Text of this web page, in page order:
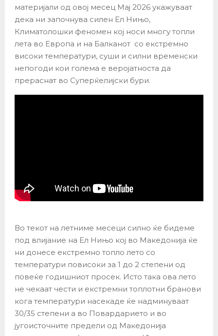
материјали од овој месец Мај 2026 укажуваат
дека ни започнува силен Ел Нињо,
Климатолошки феномен кој носи многу топли
лета во Европа и на Балканот со екстремно
високи температури, суши и силни временски
непогоди кои голема е веројатноста да
прераснат во Суперќелијски бури.
Во текот на летниме месеци силно ќе бидеме
под влијание на Ел Нињо кој во Македонија ќе
ни донесе екстремно топло лето со
температури повисоки за 1 до 2 степени од
повеќе годишниот просек. Исто така ова лето
не чекаат чести и екстремни топлотни бранови
кога температури насекаде ќе надминуваат
30/35 степени а во Повардарието и во
југоисточните предели од Македонија